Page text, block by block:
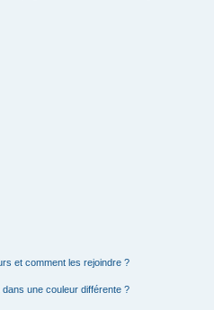
et comment les rejoindre ?
une couleur différente ?